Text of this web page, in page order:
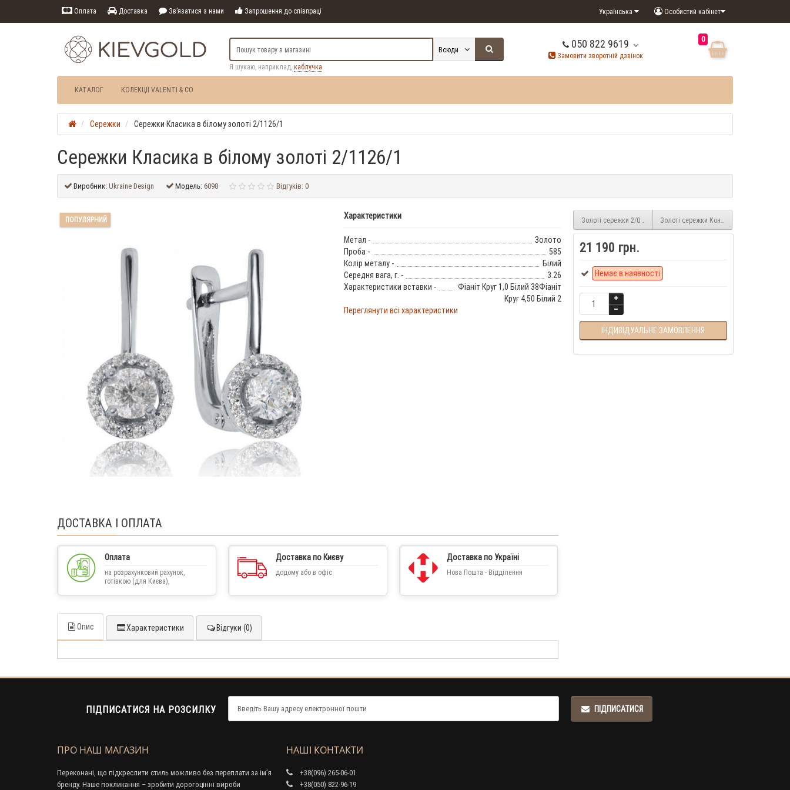
Оплата Доставка Зв’язатися з нами Запрошення до співпраці Особистий кабінет
Українська
050 822 9619
Замовити зворотній дзвінок
0
Всюди
Я шукаю, наприклад, каблучка
КАТАЛОГ КОЛЕКЦІЇ VALENTI & CO
Сережки Сережки Класика в білому золоті 2/1126/1
Сережки Класика в білому золоті 2/1126/1
Виробник:Ukraine Design Модель:6098 Відгуків: 0
ПОПУЛЯРНИЙ Характеристики
Метал -
Золото
Проба -
585
Колір металу -
Білий
Середня вага, г. -
3.26
Характеристики вставки -
Фіаніт Круг 1,0 Білий 38Фіаніт
Круг 4,50 Білий 2
Переглянути всі характеристики
Золоті сережки 2/0058 Золоті сережки Конюшина з чорними
21 190 грн.
Немає в наявності
ІНДИВІДУАЛЬНЕ ЗАМОВЛЕННЯ
ДОСТАВКА І ОПЛАТА
Оплата
на розрахунковий рахунок,
готівкою (для Києва),
Доставка по Києву
додому або в офіс
Доставка по Україні
Нова Пошта - Відділення
Опис Характеристики Відгуки (0)
ПІДПИСАТИСЯ НА РОЗСИЛКУ ПІДПИСАТИСЯ
ПРО НАШ МАГАЗИН
Переконані, що підкреслити стиль можливо без переплати за ім’я
бренду. Наше покликання – зробити дорогоцінні вироби
НАШІ КОНТАКТИ
+38(096) 265-06-01
+38(050) 822-96-19